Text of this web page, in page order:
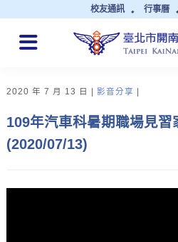
校友通訊 行事曆
QUICK LINKS
2020 年 7 月 13 日 影音分享
109年汽車科暑期職場見習
(2020/07/13)